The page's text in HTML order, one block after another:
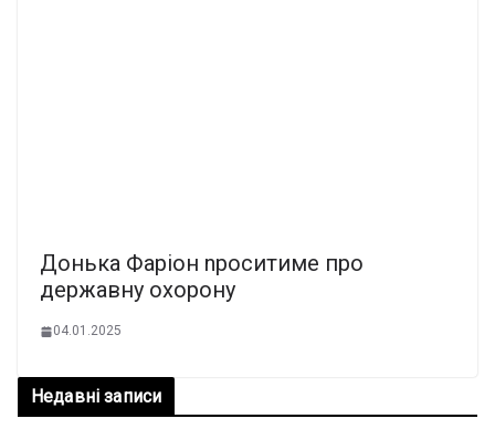
Донька Фаріон nроситиме про
державну охорону
04.01.2025
Недавні записи